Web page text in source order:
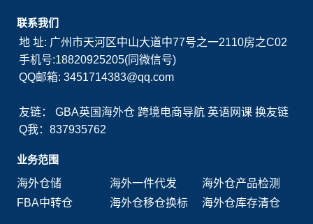
联系我们
地 址: 广州市天河区中山大道中77号之一2110房之C02
手机号:18820925205(同微信号)
QQ邮箱: 3451714383@qq.com
友链：GBA英国海外仓 跨境电商导航 英语网课 换友链
Q我：837935762
业务范围
海外仓储
海外一件代发
海外仓产品检测
FBA中转仓
海外仓移仓换标 海外仓库存清仓